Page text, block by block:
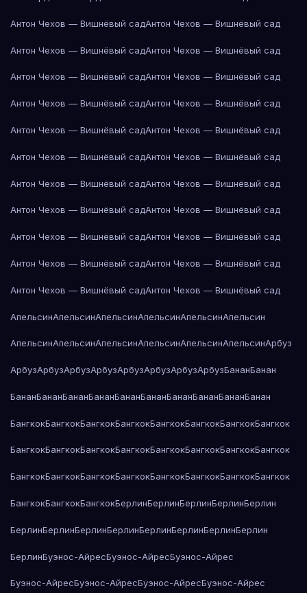
Антон Чехов — Вишнёвый садАнтон Чехов — Вишнёвый сад
Антон Чехов — Вишнёвый садАнтон Чехов — Вишнёвый сад
Антон Чехов — Вишнёвый садАнтон Чехов — Вишнёвый сад
Антон Чехов — Вишнёвый садАнтон Чехов — Вишнёвый сад
Антон Чехов — Вишнёвый садАнтон Чехов — Вишнёвый сад
Антон Чехов — Вишнёвый садАнтон Чехов — Вишнёвый сад
Антон Чехов — Вишнёвый садАнтон Чехов — Вишнёвый сад
Антон Чехов — Вишнёвый садАнтон Чехов — Вишнёвый сад
Антон Чехов — Вишнёвый садАнтон Чехов — Вишнёвый сад
Антон Чехов — Вишнёвый садАнтон Чехов — Вишнёвый сад
Антон Чехов — Вишнёвый садАнтон Чехов — Вишнёвый сад
АпельсинАпельсинАпельсинАпельсинАпельсинАпельсин
АпельсинАпельсинАпельсинАпельсинАпельсинАпельсинАрбуз
АрбузАрбузАрбузАрбузАрбузАрбузАрбузАрбузБананБанан
БананБананБананБананБананБананБананБананБананБанан
БангкокБангкокБангкокБангкокБангкокБангкокБангкокБангкок
БангкокБангкокБангкокБангкокБангкокБангкокБангкокБангкок
БангкокБангкокБангкокБангкокБангкокБангкокБангкокБангкок
БангкокБангкокБангкокБерлинБерлинБерлинБерлинБерлин
БерлинБерлинБерлинБерлинБерлинБерлинБерлинБерлин
БерлинБуэнос-АйресБуэнос-АйресБуэнос-Айрес
Буэнос-АйресБуэнос-АйресБуэнос-АйресБуэнос-Айрес